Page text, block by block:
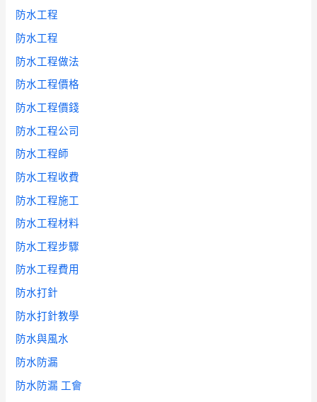
防水工程
防水工程
防水工程做法
防水工程價格
防水工程價錢
防水工程公司
防水工程師
防水工程收費
防水工程施工
防水工程材料
防水工程步驟
防水工程費用
防水打針
防水打針教學
防水與風水
防水防漏
防水防漏 工會